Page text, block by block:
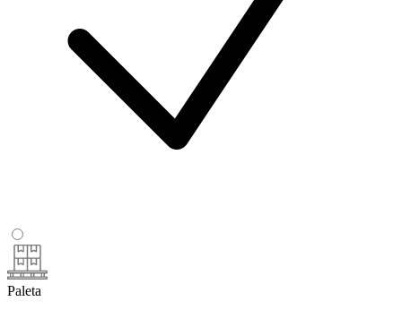
Paleta